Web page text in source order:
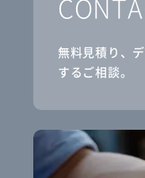
無料見積り、
するご相談。